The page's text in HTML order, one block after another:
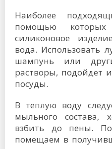
Наиболее
помощью
силиконовое
вода. Использовать
шампунь или
растворы, подойдет
посуды.
В теплую воду
мыльного состава,
взбить до пены.
помещаем в